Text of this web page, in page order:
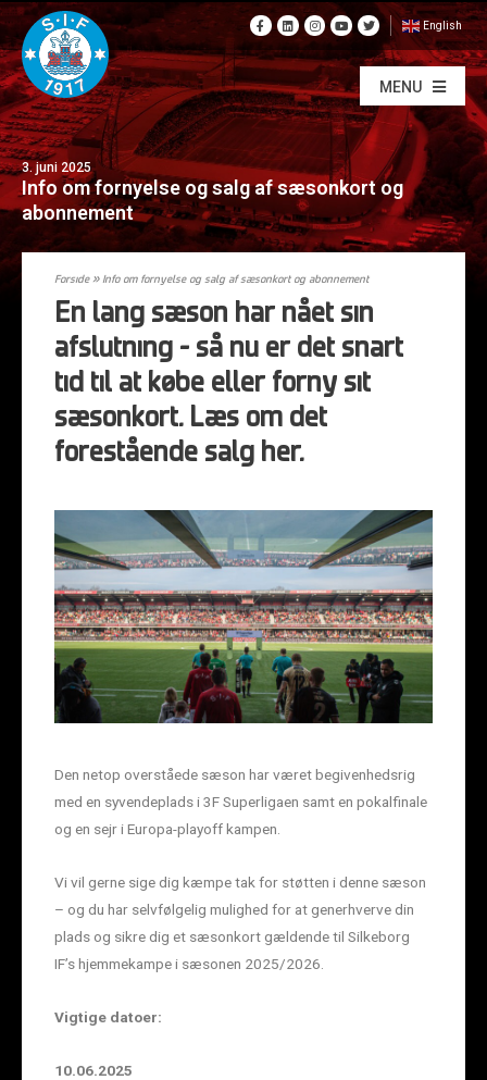
English
MENU
3. juni 2025
Info om fornyelse og salg af sæsonkort og
abonnement
Forside»Info om fornyelse og salg af sæsonkort og abonnement
En lang sæson har nået sin
afslutning – så nu er det snart
tid til at købe eller forny sit
sæsonkort. Læs om det
forestående salg her.
Den netop overståede sæson har været begivenhedsrig
med en syvendeplads i 3F Superligaen samt en pokalfinale
og en sejr i Europa-playoff kampen.
Vi vil gerne sige dig kæmpe tak for støtten i denne sæson
– og du har selvfølgelig mulighed for at generhverve din
plads og sikre dig et sæsonkort gældende til Silkeborg
IF’s hjemmekampe i sæsonen 2025/2026.
Vigtige datoer:
10.06.2025